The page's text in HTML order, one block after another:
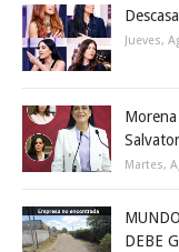
Jueves,
Martes,
DEBE